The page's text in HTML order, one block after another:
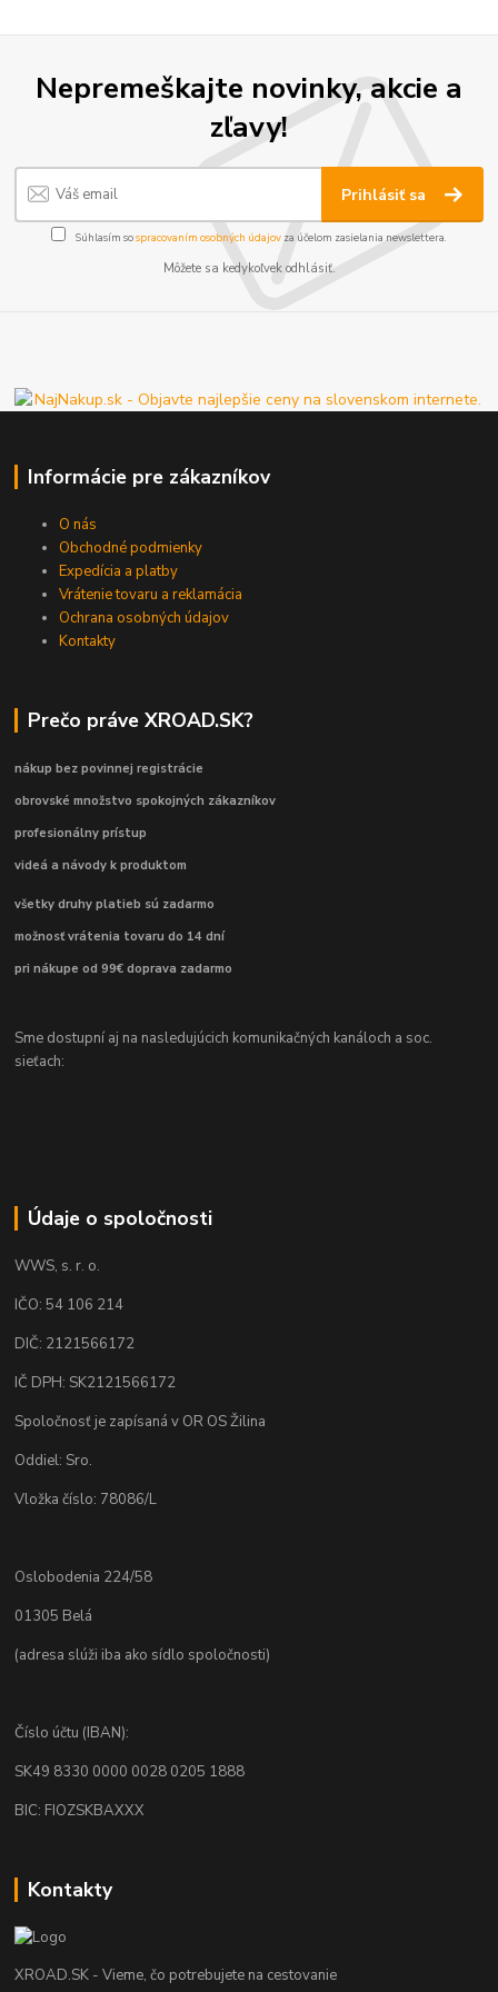
Nepremeškajte novinky, akcie a
zľavy!
Prihlásiť sa
Súhlasím sospracovaním osobných údajov za účelom zasielania newslettera.
Môžete sa kedykoľvek odhlásiť.
Informácie pre zákazníkov
O nás
Obchodné podmienky
Expedícia a platby
Vrátenie tovaru a reklamácia
Ochrana osobných údajov
Kontakty
Prečo práve XROAD.SK?
nákup bez povinnej registrácie
obrovské množstvo spokojných zákazníkov
profesionálny prístup
videá a návody k produktom
všetky druhy platieb sú zadarmo
možnosť vrátenia tovaru do 14 dní
pri nákupe od 99€ doprava zadarmo
Sme dostupní aj na nasledujúcich komunikačných kanáloch a soc.
sieťach:
Údaje o spoločnosti
WWS, s. r. o.
IČO: 54 106 214
DIČ: 2121566172
IČ DPH: SK2121566172
Spoločnosť je zapísaná v OR OS Žilina
Oddiel: Sro.
Vložka číslo: 78086/L
Oslobodenia 224/58
01305 Belá
(adresa slúži iba ako sídlo spoločnosti)
Číslo účtu (IBAN):
SK49 8330 0000 0028 0205 1888
BIC: FIOZSKBAXXX
Kontakty
XROAD.SK - Vieme, čo potrebujete na cestovanie